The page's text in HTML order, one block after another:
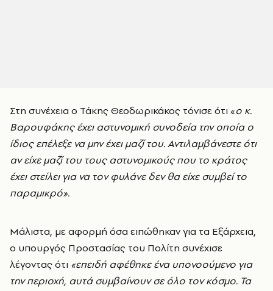
Στη συνέχεια ο Τάκης Θεοδωρικάκος τόνισε ότι «ο κ.
Βαρουφάκης έχει αστυνομική συνοδεία την οποία ο
ίδιος επέλεξε να μην έχει μαζί του. Αντιλαμβάνεστε ότι
αν είχε μαζί του τους αστυνομικούς που το κράτος
έχει στείλει για να τον φυλάνε δεν θα είχε συμβεί το
παραμικρό».
Μάλιστα, με αφορμή όσα ειπώθηκαν για τα Εξάρχεια,
ο υπουργός Προστασίας του Πολίτη συνέχισε
λέγοντας ότι «επειδή αφέθηκε ένα υπονοούμενο για
την περιοχή, αυτά συμβαίνουν σε όλο τον κόσμο. Τα